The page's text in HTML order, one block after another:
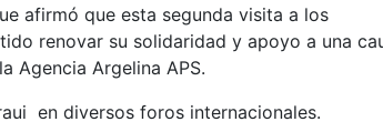
afirmó que esta segunda visita a los
renovar su solidaridad y apoyo a una
Agencia Argelina APS.
en diversos foros internacionales.